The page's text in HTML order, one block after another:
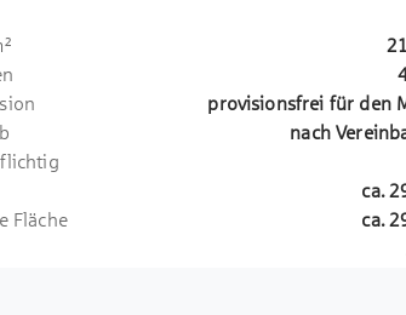
provisionsfrei für den
nach
ca.
Fläche
ca.